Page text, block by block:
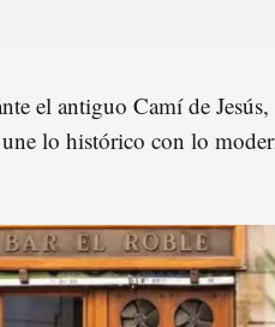
el antiguo Camí de
lo histórico con lo